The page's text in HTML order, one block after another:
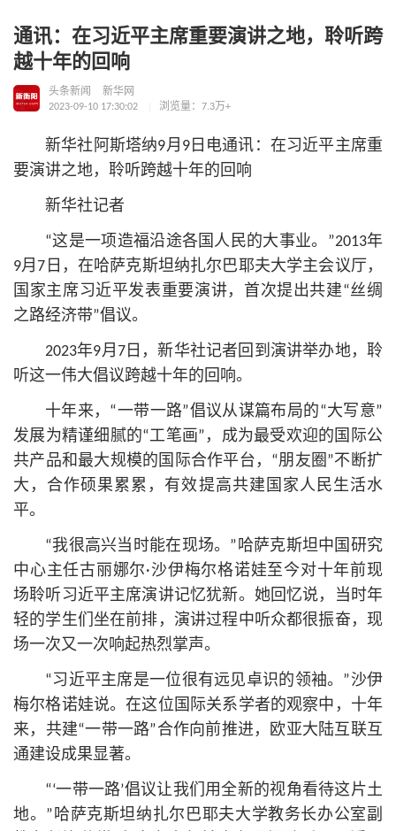
通讯：在习近平主席重要演讲之地，聆听跨
越十年的回响
头条新闻
新华网
2023-09-10 17:30:02
浏览量：7.3万+
新华社阿斯塔纳9月9日电通讯：在习近平主席重
要演讲之地，聆听跨越十年的回响
新华社记者
“这是一项造福沿途各国人民的大事业。”2013年
9月7日，在哈萨克斯坦纳扎尔巴耶夫大学主会议厅，
国家主席习近平发表重要演讲，首次提出共建“丝绸
之路经济带”倡议。
2023年9月7日，新华社记者回到演讲举办地，聆
听这一伟大倡议跨越十年的回响。
十年来，“一带一路”倡议从谋篇布局的“大写意”
发展为精谨细腻的“工笔画”，成为最受欢迎的国际公
共产品和最大规模的国际合作平台，“朋友圈”不断扩
大，合作硕果累累，有效提高共建国家人民生活水
平。
“我很高兴当时能在现场。”哈萨克斯坦中国研究
中心主任古丽娜尔·沙伊梅尔格诺娃至今对十年前现
场聆听习近平主席演讲记忆犹新。她回忆说，当时年
轻的学生们坐在前排，演讲过程中听众都很振奋，现
场一次又一次响起热烈掌声。
“习近平主席是一位很有远见卓识的领袖。”沙伊
梅尔格诺娃说。在这位国际关系学者的观察中，十年
来，共建“一带一路”合作向前推进，欧亚大陆互联互
通建设成果显著。
“‘一带一路’倡议让我们用全新的视角看待这片土
地。”哈萨克斯坦纳扎尔巴耶夫大学教务长办公室副